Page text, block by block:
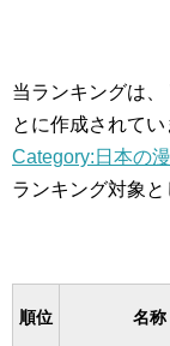
当ランキングは
とに作成されてい
Category:日本の
ランキング対象と
順位 名称